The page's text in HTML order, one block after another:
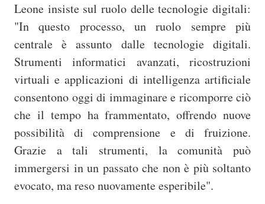
Leone insiste sul ruolo delle tecnologie digitali:
"In questo processo, un ruolo sempre più
centrale è assunto dalle tecnologie digitali.
Strumenti informatici avanzati, ricostruzioni
virtuali e applicazioni di intelligenza artificiale
consentono oggi di immaginare e ricomporre ciò
che il tempo ha frammentato, offrendo nuove
possibilità di comprensione e di fruizione.
Grazie a tali strumenti, la comunità può
immergersi in un passato che non è più soltanto
evocato, ma reso nuovamente esperibile".